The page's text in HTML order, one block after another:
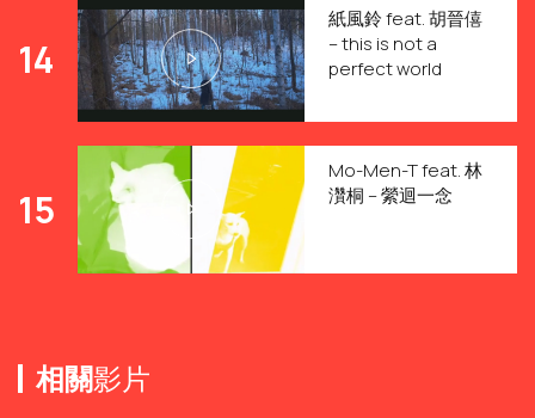
14
紙風鈴 feat. 胡晉僖
– this is not a
perfect world
15
Mo-Men-T feat. 林
灒桐 – 縈迴一念
相關影片